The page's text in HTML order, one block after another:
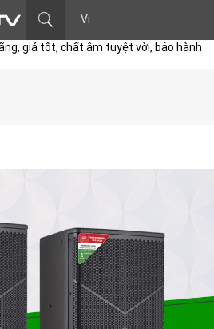
Vi
giá tốt, chất âm tuyệt vời, bảo hành